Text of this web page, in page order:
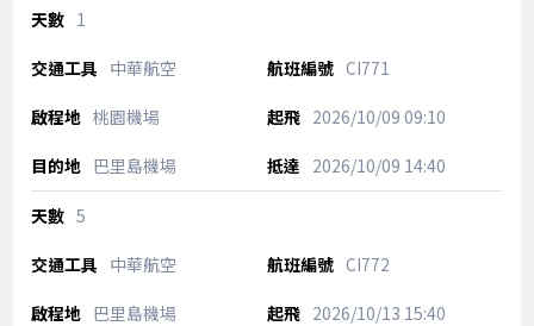
1
中華航空 CI771
桃園機場 2026/10/09 09:10
巴里島機場 2026/10/09 14:40
5
中華航空 CI772
巴里島機場 2026/10/13 15:40